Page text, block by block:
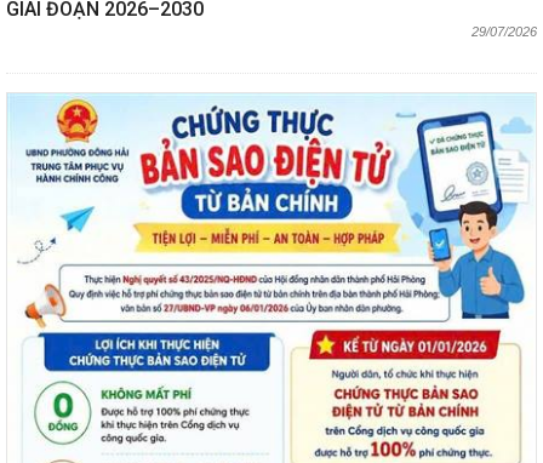
GIAI ĐOẠN 2026–2030
29/07/2026